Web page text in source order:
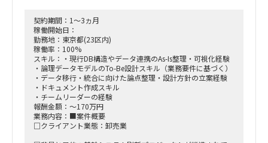
体制としては4名体制で、議論などは元請PMが主導される、と
のことです。
■働き方/勤務場所：基本リモートでの作業。ただ、現場での
参加も応相談
契約期間：1～3ヵ月
稼働開始日：
勤務地：東京都(23区内)
稼働率：100%
スキル：・現行DB構造やデータ連携のAs-Is整理・可視化経験
・論理データモデルのTo-Be設計スキル（業務要件に基づく）
・データ移行・統合に向けた論点整理・設計方針の立案経験
・ドキュメント作成スキル
・チームリーダーの経験
報酬金額：～170万円
業務内容：■案件概要
□クライアント業態：卸売業